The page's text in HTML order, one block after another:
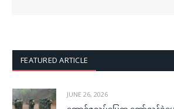
FEATURED ARTICLE
JUNE 26, 2026